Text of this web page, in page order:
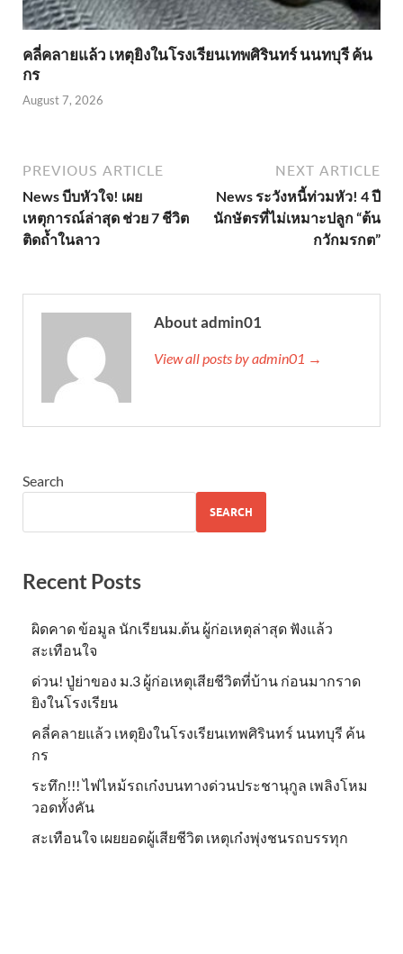
คลี่คลายแล้ว เหตุยิงในโรงเรียนเทพศิรินทร์ นนทบุรี ค้น
กร
August 7, 2026
PREVIOUS ARTICLE
News บีบหัวใจ! เผย
เหตุการณ์ล่าสุด ช่วย 7 ชีวิต
ติดถ้ำในลาว
NEXT ARTICLE
News ระวังหนี้ท่วมหัว! 4 ปี
นักษัตรที่ไม่เหมาะปลูก “ต้น
กวักมรกต”
About admin01
View all posts by admin01 →
Search
SEARCH
Recent Posts
ผิดคาด ข้อมูล นักเรียนม.ต้น ผู้ก่อเหตุล่าสุด ฟังแล้ว
สะเทือนใจ
ด่วน! ปู่ย่าของ ม.3 ผู้ก่อเหตุเสียชีวิตที่บ้าน ก่อนมากราด
ยิงในโรงเรียน
คลี่คลายแล้ว เหตุยิงในโรงเรียนเทพศิรินทร์ นนทบุรี ค้น
กร
ระทึก!!! ไฟไหม้รถเก๋งบนทางด่วนประชานุกูล เพลิงโหม
วอดทั้งคัน
สะเทือนใจ เผยยอดผู้เสียชีวิต เหตุเก๋งพุ่งชนรถบรรทุก